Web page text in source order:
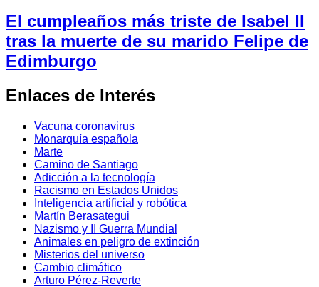
El cumpleaños más triste de Isabel II
tras la muerte de su marido Felipe de
Edimburgo
Enlaces de Interés
Vacuna coronavirus
Monarquía española
Marte
Camino de Santiago
Adicción a la tecnología
Racismo en Estados Unidos
Inteligencia artificial y robótica
Martín Berasategui
Nazismo y II Guerra Mundial
Animales en peligro de extinción
Misterios del universo
Cambio climático
Arturo Pérez-Reverte